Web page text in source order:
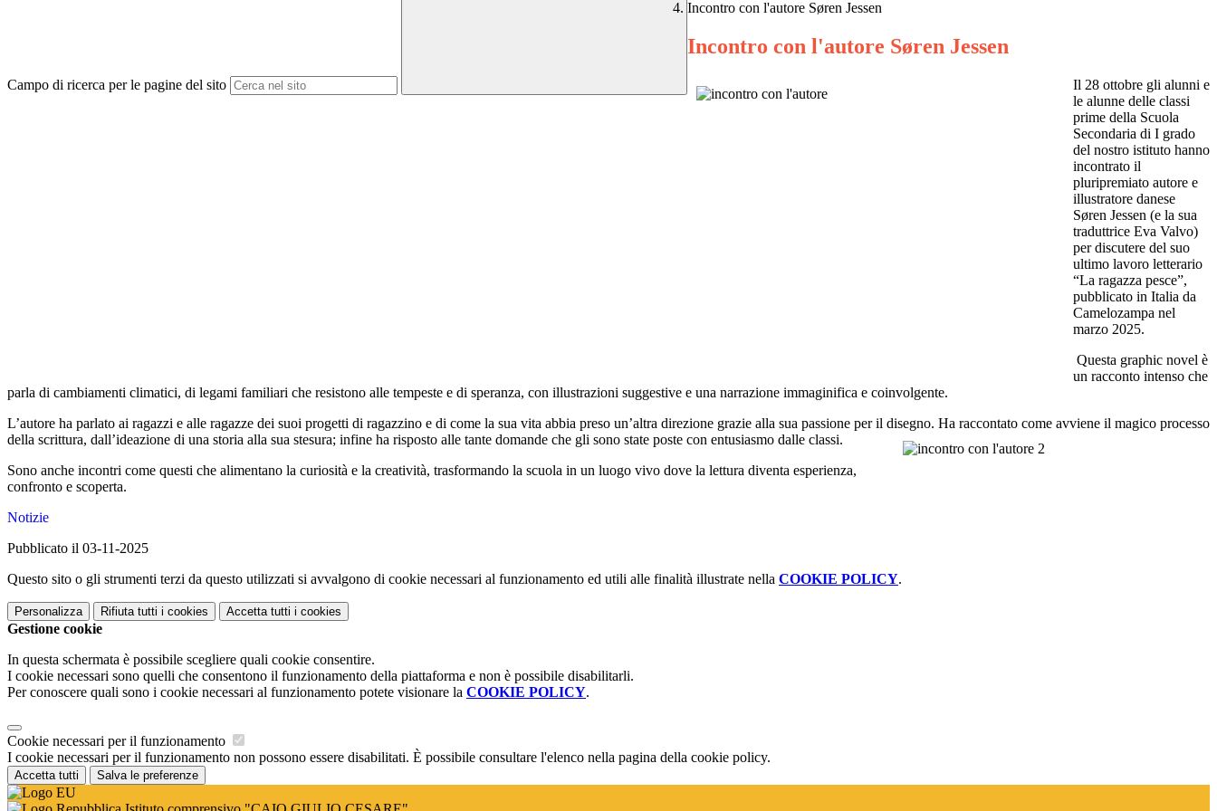
Campo di ricerca per le pagine del sito
Incontro con l'autore Søren Jessen
Incontro con l'autore Søren Jessen
Il 28 ottobre gli alunni e
le alunne delle classi
prime della Scuola
Secondaria di I grado
del nostro istituto hanno
incontrato il
pluripremiato autore e
illustratore danese
Søren Jessen (e la sua
traduttrice Eva Valvo)
per discutere del suo
ultimo lavoro letterario
“La ragazza pesce”,
pubblicato in Italia da
Camelozampa nel
marzo 2025.
Questa graphic novel è
un racconto intenso che
parla di cambiamenti climatici, di legami familiari che resistono alle tempeste e di speranza, con illustrazioni suggestive e una narrazione immaginifica e coinvolgente.
L’autore ha parlato ai ragazzi e alle ragazze dei suoi progetti di ragazzino e di come la sua vita abbia preso un’altra direzione grazie alla sua passione per il disegno. Ha raccontato come avviene il magico processo
della scrittura, dall’ideazione di una storia alla sua stesura; infine ha risposto alle tante domande che gli sono state poste con entusiasmo dalle classi.
Sono anche incontri come questi che alimentano la curiosità e la creatività, trasformando la scuola in un luogo vivo dove la lettura diventa esperienza,
confronto e scoperta.
Notizie
Pubblicato il 03-11-2025
Questo sito o gli strumenti terzi da questo utilizzati si avvalgono di cookie necessari al funzionamento ed utili alle finalità illustrate nella COOKIE POLICY.
Personalizza Rifiuta tutti i cookies Accetta tutti i cookies
Gestione cookie
In questa schermata è possibile scegliere quali cookie consentire.
I cookie necessari sono quelli che consentono il funzionamento della piattaforma e non è possibile disabilitarli.
Per conoscere quali sono i cookie necessari al funzionamento potete visionare la COOKIE POLICY.
Cookie necessari per il funzionamento
I cookie necessari per il funzionamento non possono essere disabilitati. È possibile consultare l'elenco nella pagina della cookie policy.
Accetta tutti Salva le preferenze